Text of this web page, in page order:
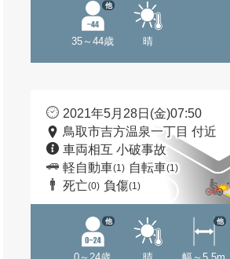
35～44歳
他
晴
2021年5月28日(金)07:50
鳥取市吉方温泉一丁目 付近
車両相互 小破事故
軽自動車(1) 自転車(1)
死亡(0) 負傷(1)
他 他